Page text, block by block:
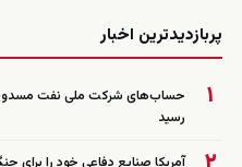
پربازدیدترین اخبار
۱
حساب‌های شرکت ملی نفت
رسید
آمریکا صنایع دفاعی خود را